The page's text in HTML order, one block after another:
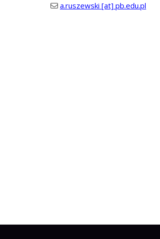
a.ruszewski [at] pb.edu.pl